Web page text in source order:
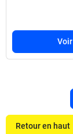
Voir
Retour en haut